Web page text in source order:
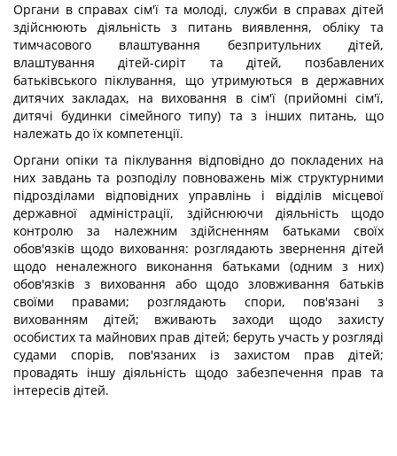
Органи в справах сім'ї та молоді, служби в справах дітей
здійснюють діяльність з питань виявлення, обліку та
тимчасового влаштування безпритульних дітей,
влаштування дітей-сиріт та дітей, позбавлених
батьківського піклування, що утримуються в державних
дитячих закладах, на виховання в сім'ї (прийомні сім'ї,
дитячі будинки сімейного типу) та з інших питань, що
належать до їх компетенції.
Органи опіки та піклування відповідно до покладених на
них завдань та розподілу повноважень між структурними
підрозділами відповідних управлінь і відділів місцевої
державної адміністрації, здійснюючи діяльність щодо
контролю за належним здійсненням батьками своїх
обов'язків щодо виховання: розглядають звернення дітей
щодо неналежного виконання батьками (одним з них)
обов'язків з виховання або щодо зловживання батьків
своїми правами; розглядають спори, пов'язані з
вихованням дітей; вживають заходи щодо захисту
особистих та майнових прав дітей; беруть участь у розгляді
судами спорів, пов'язаних із захистом прав дітей;
провадять іншу діяльність щодо забезпечення прав та
інтересів дітей.